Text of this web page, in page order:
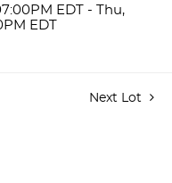
EDT - Thu,
EDT
Next Lot